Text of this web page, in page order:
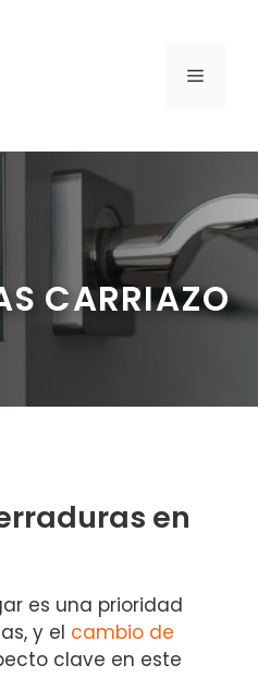
MENÚ
CARRIAZO
en
es una prioridad
y el cambio de
clave en este